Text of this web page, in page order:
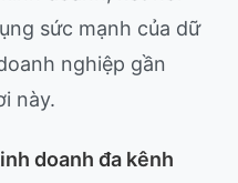
sức mạnh của dữ
nghiệp gần
này.
doanh đa kênh